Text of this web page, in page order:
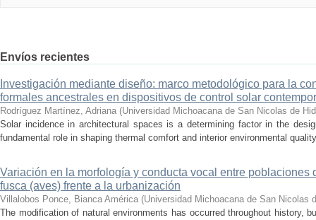
Envíos recientes
Investigación mediante diseño: marco metodológico para la
formales ancestrales en dispositivos de control solar
Rodríguez Martínez, Adriana (Universidad Michoacana de San Nicolas de
Solar incidence in architectural spaces is a determining factor in the
fundamental role in shaping thermal comfort and interior environmental
Variación en la morfología y conducta vocal entre poblaciones
fusca (aves) frente a la urbanización
Villalobos Ponce, Bianca América (Universidad Michoacana de San Nicolas
The modification of natural environments has occurred throughout history,